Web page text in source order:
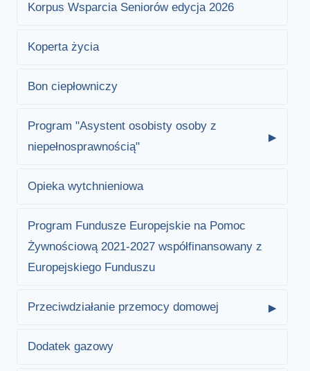
Korpus Wsparcia Seniorów edycja 2026
Koperta życia
Bon ciepłowniczy
Program "Asystent osobisty osoby z
niepełnosprawnością"
Opieka wytchnieniowa
Program Fundusze Europejskie na Pomoc
Żywnościową 2021-2027 współfinansowany z
Europejskiego Funduszu
Przeciwdziałanie przemocy domowej
Dodatek gazowy